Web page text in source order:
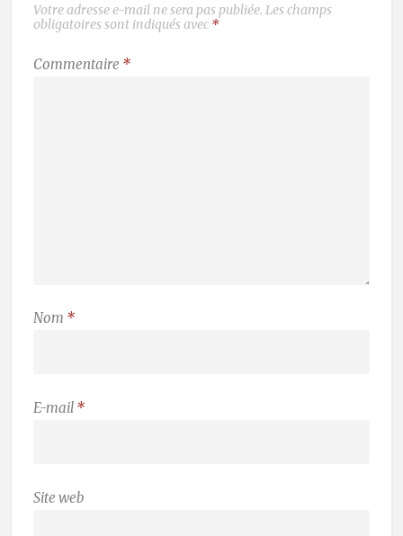
Votre adresse e-mail ne sera pas publiée. Les champs
obligatoires sont indiqués avec *
Commentaire *
Nom *
E-mail *
Site web